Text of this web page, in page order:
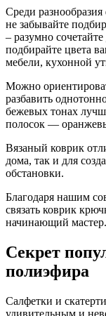
Среди
не забывайте
– разумно
подбирайте цвета
мебели, кухонной
Можно
разбавить
бежевых тонах
полосок —
Вязаный коврик
дома, так и для
обстановки.
Благодаря нашим
связать коврик
начинающий
Секрет
полиэфира
Салфетки и
удивительным и